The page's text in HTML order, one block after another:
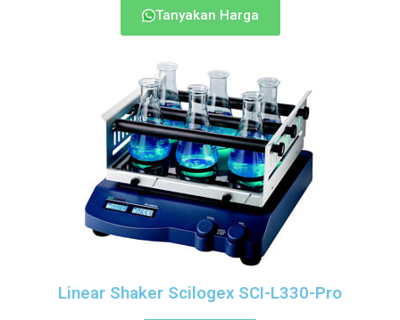
Tanyakan Harga
Linear Shaker Scilogex SCI-L330-Pro